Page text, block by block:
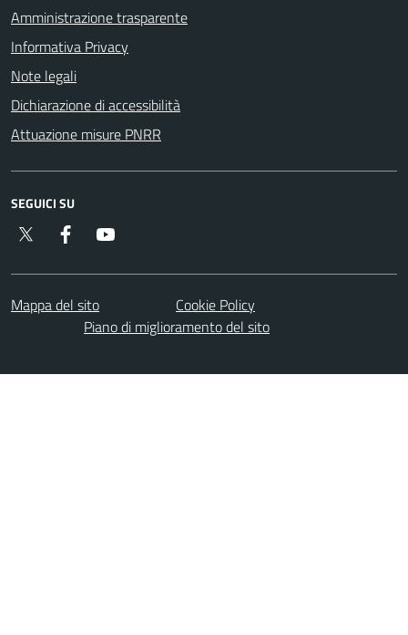
Amministrazione trasparente
Informativa Privacy
Note legali
Dichiarazione di accessibilità
Attuazione misure PNRR
SEGUICI SU
Twitter Facebook
Mappa del sito
Cookie Policy
Piano di miglioramento del sito